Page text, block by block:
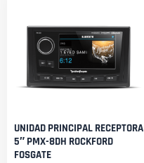
UNIDAD PRINCIPAL RECEPTORA
5″ PMX-8DH ROCKFORD
FOSGATE